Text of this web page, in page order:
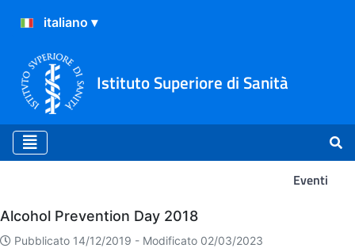
Istituto Superiore di Sanità
Eventi
Eventi
Alcohol Prevention Day 2018
Pubblicato 14/12/2019 - Modificato 02/03/2023